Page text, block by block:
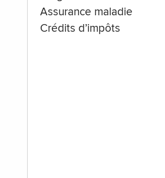
Assurance maladie
Crédits d’impôts